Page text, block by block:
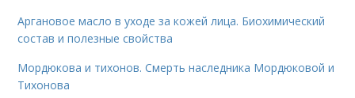
Аргановое масло в уходе за кожей лица. Биохимический
состав и полезные свойства
Мордюкова и тихонов. Смерть наследника Мордюковой и
Тихонова